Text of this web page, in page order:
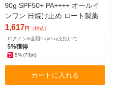
90g SPF50+ PA++++ オールイ
ンワン 日焼け止め ロート製薬
1,617円 （税込）
ログイン&全額PayPay支払いで
5%獲得
5%(73pt)
カートに入れる